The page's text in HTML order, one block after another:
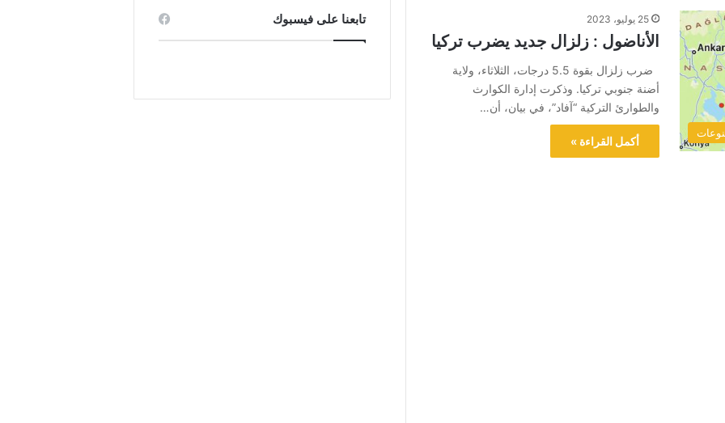
25 يوليو، 2023
الأناضول : زلزال جديد يضرب تركيا
ضرب زلزال بقوة 5.5 درجات، الثلاثاء، ولاية
أضنة جنوبي تركيا. وذكرت إدارة الكوارث
والطوارئ التركية “آفاد”، في بيان، أن…
أكمل القراءة »
تابعنا على فيسبوك